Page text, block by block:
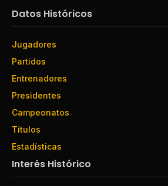
Datos Históricos
Jugadores
Partidos
Entrenadores
Presidentes
Campeonatos
Títulos
Estadísticas
Interés Histórico